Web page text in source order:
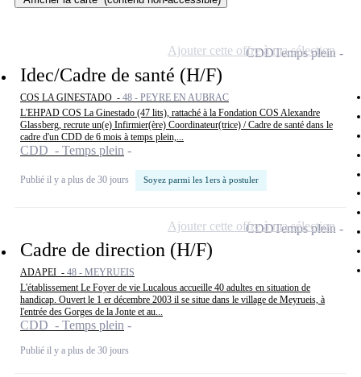
Idec/Cadre de santé (H/F)
COS LA GINESTADO - 48 - PEYRE EN AUBRAC
L'EHPAD COS La Ginestado (47 lits), rattaché à la Fondation COS Alexandre
Glassberg, recrute un(e) Infirmier(ère) Coordinateur(trice) / Cadre de santé dans le
cadre d'un CDD de 6 mois à temps plein,...
CDD - Temps plein
Publié il y a plus de 30 jours Soyez parmi les 1ers à postuler
CDDTemps plein
Ajouter cette offre à ma sélection
Cadre de direction (H/F)
ADAPEI - 48 - MEYRUEIS
L'établissement Le Foyer de vie Lucalous accueille 40 adultes en situation de
handicap. Ouvert le 1 er décembre 2003 il se situe dans le village de Meyrueis, à
l'entrée des Gorges de la Jonte et au...
CDD - Temps plein
Publié il y a plus de 30 jours
CDDTemps plein
Ajouter cette offre à ma sélection